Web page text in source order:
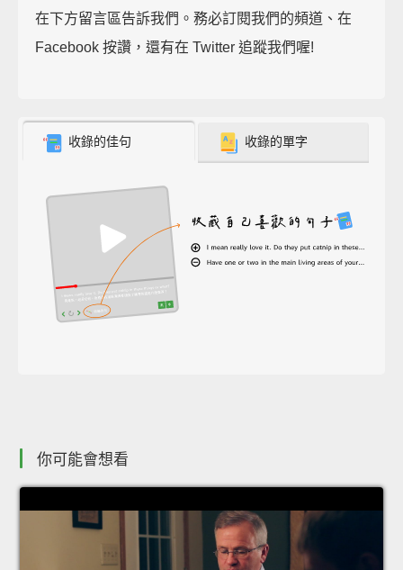
在下方留言區告訴我們。務必訂閱我們的頻道、在
Facebook 按讚，還有在 Twitter 追蹤我們喔!
收錄的佳句 收錄的單字
你可能會想看